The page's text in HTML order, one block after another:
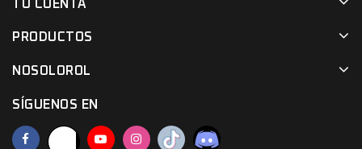
TU CUENTA
PRODUCTOS
NOSOLOROL
SÍGUENOS EN